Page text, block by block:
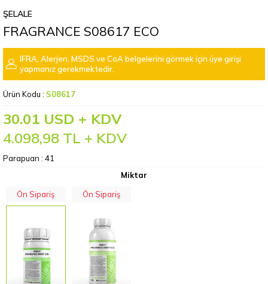
ŞELALE
FRAGRANCE S08617 ECO
IFRA, Alerjen, MSDS ve CoA belgelerini görmek için üye girişi
yapmanız gerekmektedir.
Ürün Kodu : S08617
30.01 USD + KDV
4.098,98 TL + KDV
Parapuan : 41
Miktar
Ön Sipariş
Ön Sipariş